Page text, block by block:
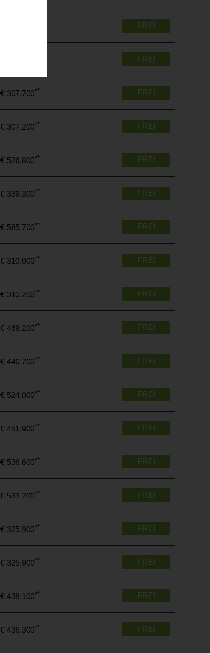
FREI
FREI
€ 307.700** FREI
€ 307.200** FREI
€ 526.800** FREI
€ 339.300** FREI
€ 585.700** FREI
€ 310.000** FREI
€ 310.200** FREI
€ 489.200** FREI
€ 446.700** FREI
€ 524.000** FREI
€ 451.900** FREI
€ 536.600** FREI
€ 533.200** FREI
€ 325.900** FREI
€ 325.900** FREI
€ 438.100** FREI
€ 436.300** FREI